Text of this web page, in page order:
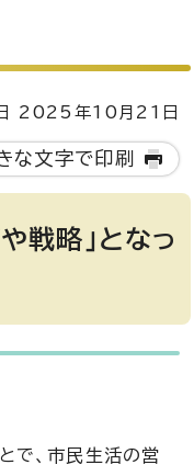
2025年10月21日
な文字で印刷
戦略」となっ
で、市民生活の営